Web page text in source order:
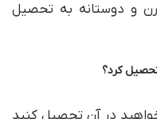
و دوستانه به تحصیل
کرد؟